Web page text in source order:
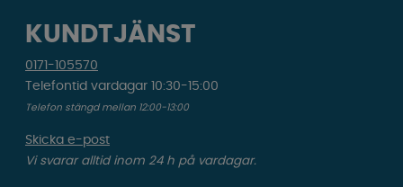
KUNDTJÄNST
0171-105570
Telefontid vardagar 10:30-15:00
Telefon stängd mellan 12:00-13:00
Skicka e-post
Vi svarar alltid inom 24 h på vardagar.